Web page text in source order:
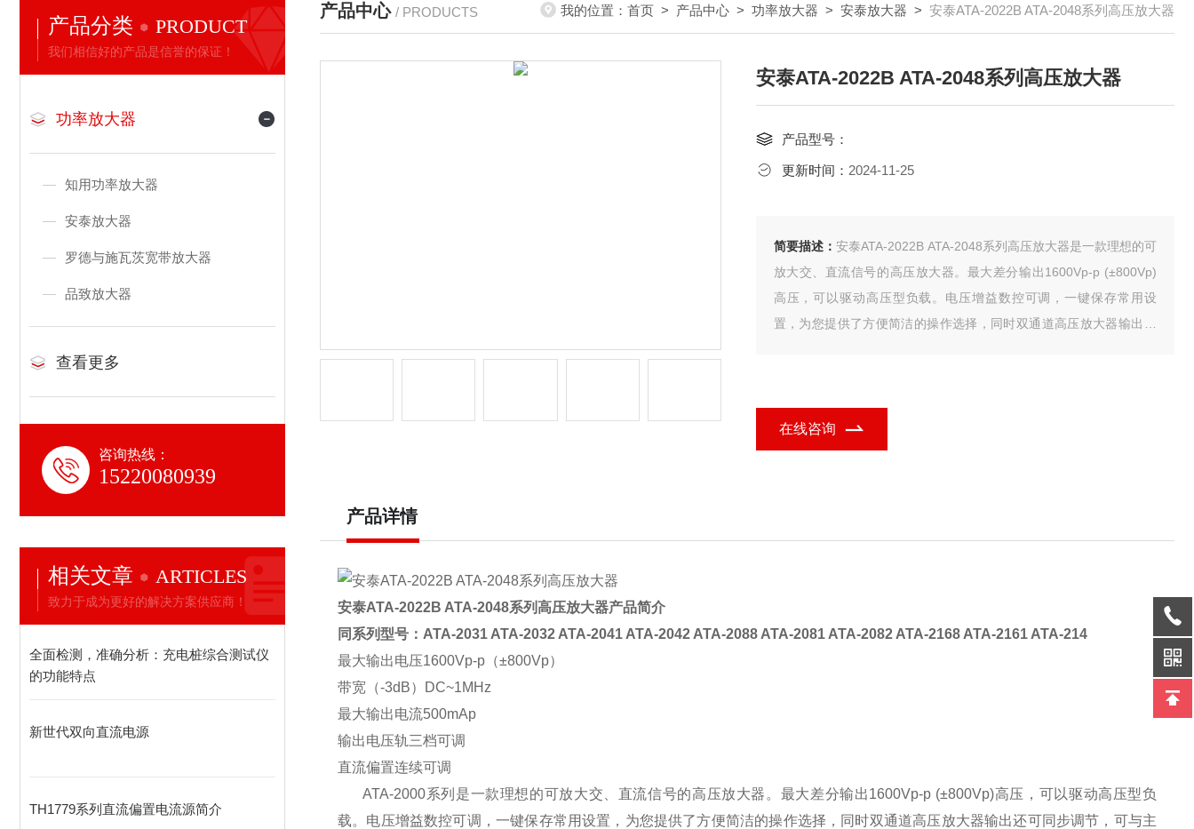
产品分类 PRODUCT
我们相信好的产品是信誉的保证！
功率放大器
知用功率放大器
安泰放大器
罗德与施瓦茨宽带放大器
品致放大器
查看更多
咨询热线：
15220080939
相关文章 ARTICLES
致力于成为更好的解决方案供应商！
全面检测，准确分析：充电桩综合测试仪
的功能特点
新世代双向直流电源
TH1779系列直流偏置电流源简介
产品中心 / PRODUCTS 我的位置： 首页 > 产品中心 > 功率放大器 > 安泰放大器 > 安泰ATA-2022B ATA-2048系列高压放大器
安泰ATA-2022B ATA-2048系列高压放大器
产品型号：
更新时间： 2024-11-25
简要描述： 安泰ATA-2022B ATA-2048系列高压放大器是一款理想的可
放大交、直流信号的高压放大器。最大差分输出1600Vp-p (±800Vp)
高压，可以驱动高压型负载。电压增益数控可调，一键保存常用设
置，为您提供了方便简洁的操作选择，同时双通道高压放大器输出还
在线咨询
产品详情
安泰ATA-2022B ATA-2048系列高压放大器产品简介
同系列型号： ATA-2031 ATA-2032 ATA-2041 ATA-2042 ATA-2088 ATA-2081 ATA-2082 ATA-2168 ATA-2161 ATA-214
最大输出电压1600Vp-p （±800Vp）
带宽（-3dB）
DC~1MHz
最大输出电流500mAp
输出电压轨三档可调
直流偏置连续可调
ATA-2000系列是一款理想的可放大交、直流信号的高压放大器。最大差分输出1600Vp-p (±800Vp)高压，可以驱动高压型负
载。电压增益数控可调，一键保存常用设置，为您提供了方便简洁的操作选择，同时双通道高压放大器输出还可同步调节，可与主